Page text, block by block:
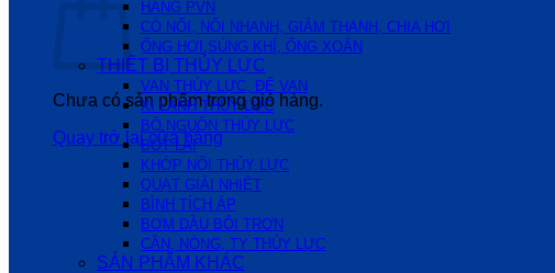
Chưa có sản phẩm trong giỏ hàng.
Quay trở lại cửa hàng
HÃNG PVN
CÓ NỐI, NỐI NHANH, GIẢM THANH, CHIA HƠI
ỐNG HƠI,SÚNG KHÍ, ỐNG XOẮN
THIẾT BỊ THỦY LỰC
VAN THỦY LỰC, ĐẾ VAN
XI LANH THỦY LỰC
BỘ NGUỒN THỦY LỰC
BÓT LÁI
KHỚP NỐI THỦY LỰC
QUẠT GIẢI NHIỆT
BÌNH TÍCH ÁP
BƠM DẦU BÔI TRƠN
CẦN, NÒNG, TY THỦY LỰC
SẢN PHẨM KHÁC